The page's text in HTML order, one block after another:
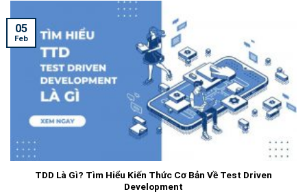
TDD Là Gì? Tìm Hiểu Kiến Thức Cơ Bản Về Test Driven
Development
05
Feb